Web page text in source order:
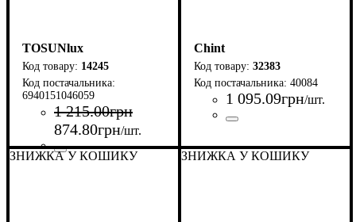
TOSUNlux
14245
6940151046059
1 215.00грн
874.80грн/шт.
Країна-виробник: Китай
Кількість полюсів: 3
Номінальний струм, А
Колір: Білий
Довжина (мм): 1000
Chint
32383
40084
1 095.09грн/шт.
ЗНИЖКА У КОШИКУ ЗНИЖКА У КОШИКУ